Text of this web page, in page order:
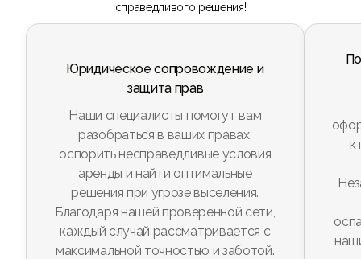
справедливого решения!
Юридическое сопровождение и
защита прав
Наши специалисты помогут вам
разобраться в ваших правах,
оспорить несправедливые условия
аренды и найти оптимальные
решения при угрозе выселения.
Благодаря нашей проверенной сети,
каждый случай рассматривается с
максимальной точностью и заботой.
к